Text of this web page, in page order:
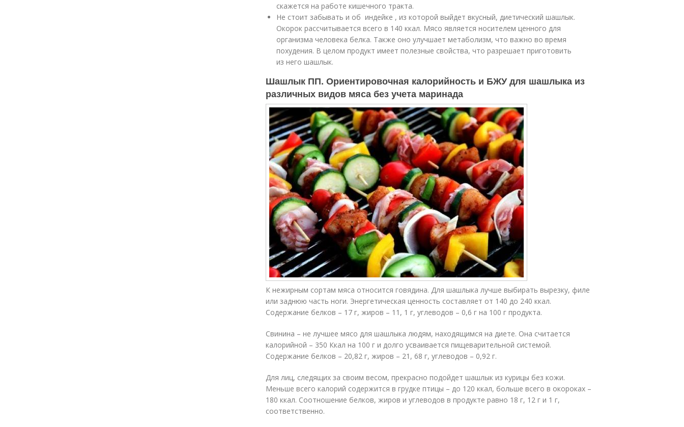
скажется на работе кишечного тракта.
Не стоит забывать и об индейке , из которой выйдет вкусный, диетический шашлык.
Окорок рассчитывается всего в 140 ккал. Мясо является носителем ценного для
организма человека белка. Также оно улучшает метаболизм, что важно во время
похудения. В целом продукт имеет полезные свойства, что разрешает приготовить
из него шашлык.
Шашлык ПП. Ориентировочная калорийность и БЖУ для шашлыка из
различных видов мяса без учета маринада
К нежирным сортам мяса относится говядина. Для шашлыка лучше выбирать вырезку, филе
или заднюю часть ноги. Энергетическая ценность составляет от 140 до 240 ккал.
Содержание белков – 17 г, жиров – 11, 1 г, углеводов – 0,6 г на 100 г продукта.
Свинина – не лучшее мясо для шашлыка людям, находящимся на диете. Она считается
калорийной – 350 Ккал на 100 г и долго усваивается пищеварительной системой.
Содержание белков – 20,82 г, жиров – 21, 68 г, углеводов – 0,92 г.
Для лиц, следящих за своим весом, прекрасно подойдет шашлык из курицы без кожи.
Меньше всего калорий содержится в грудке птицы – до 120 ккал, больше всего в окороках –
180 ккал. Соотношение белков, жиров и углеводов в продукте равно 18 г, 12 г и 1 г,
соответственно.